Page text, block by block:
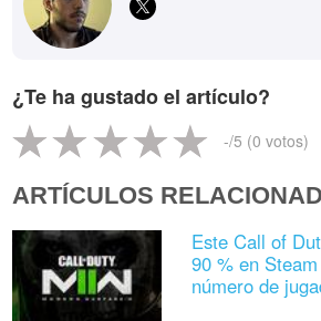
¿Te ha gustado el artículo?
-/5 (0 votos)
ARTÍCULOS
Este Call of
90 % en
número de